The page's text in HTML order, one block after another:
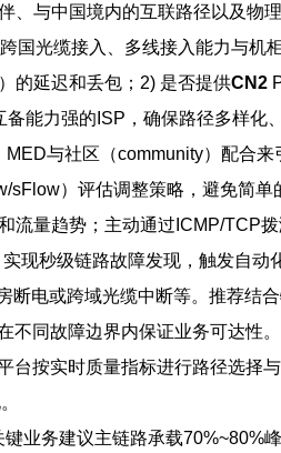
与中国境内的互联路径以及物
国光缆接入、多线接入能力与机
的延迟和丢包；2) 是否提供CN2
能力强的ISP，确保路径多样化
与社区（community）配合
）评估调整策略，避免简单
流量趋势；主动通过ICMP/TCP
现秒级链路故障发现，触发自动
电或跨域光缆中断等。推荐结
不同故障边界内保证业务可达性。
按实时质量指标进行路径选
业务建议主链路承载